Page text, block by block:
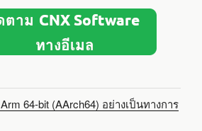
64-bit (AArch64) อย่างเป็นทางการ